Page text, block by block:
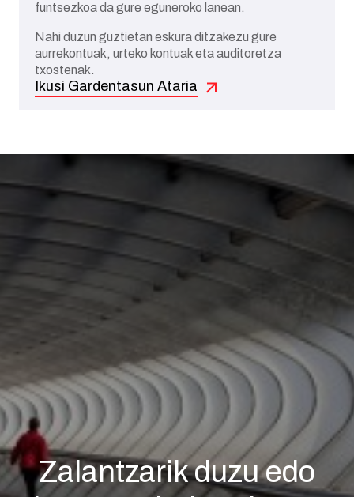
funtsezkoa da gure eguneroko lanean.
Nahi duzun guztietan eskura ditzakezu gure
aurrekontuak, urteko kontuak eta auditoretza
txostenak.
Ikusi Gardentasun Ataria
Zalantzarik duzu edo